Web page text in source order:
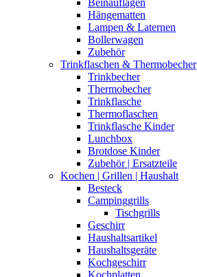
Hängematten
Lampen & Laternen
Bollerwagen
Zubehör
Trinkflaschen & Thermobecher
Trinkbecher
Thermobecher
Trinkflasche
Thermoflaschen
Trinkflasche Kinder
Lunchbox
Brotdose Kinder
Zubehör | Ersatzteile
Kochen | Grillen | Haushalt
Besteck
Campinggrills
Tischgrills
Geschirr
Haushaltsartikel
Haushaltsgeräte
Kochgeschirr
Kochplatten